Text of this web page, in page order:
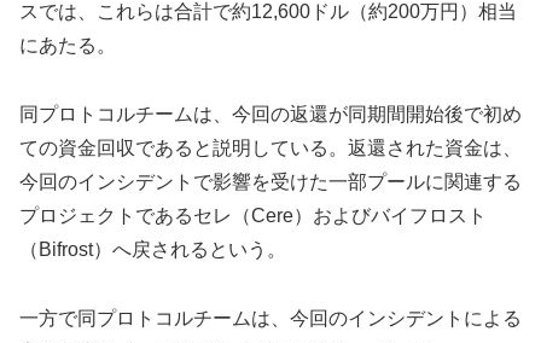
スでは、これらは合計で約12,600ドル（約200万円）相当
にあたる。
同プロトコルチームは、今回の返還が同期間開始後で初め
ての資金回収であると説明している。返還された資金は、
今回のインシデントで影響を受けた一部プールに関連する
プロジェクトであるセレ（Cere）およびバイフロスト
（Bifrost）へ戻されるという。
一方で同プロトコルチームは、今回のインシデントによる